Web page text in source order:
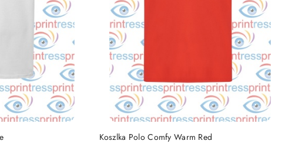
Koszlka Polo Comfy Warm Red
DO KOSZYKA